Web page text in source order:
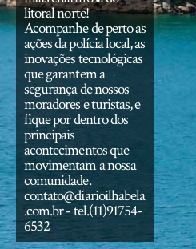
litoral norte!
Acompanhe de perto as
ações da polícia local, as
inovações tecnológicas
que garantem a
segurança de nossos
moradores e turistas, e
fique por dentro dos
principais
acontecimentos que
movimentam a nossa
comunidade.
contato@diarioilhabela
.com.br- tel.(11)91754-
6532